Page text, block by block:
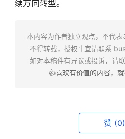
行
续方向转型。
本内容为作者独立观点，不代
不得转载，授权事宜请联系
如对本稿件有异议或投诉，请
👍喜欢有价值的内容，就
赞 (0)